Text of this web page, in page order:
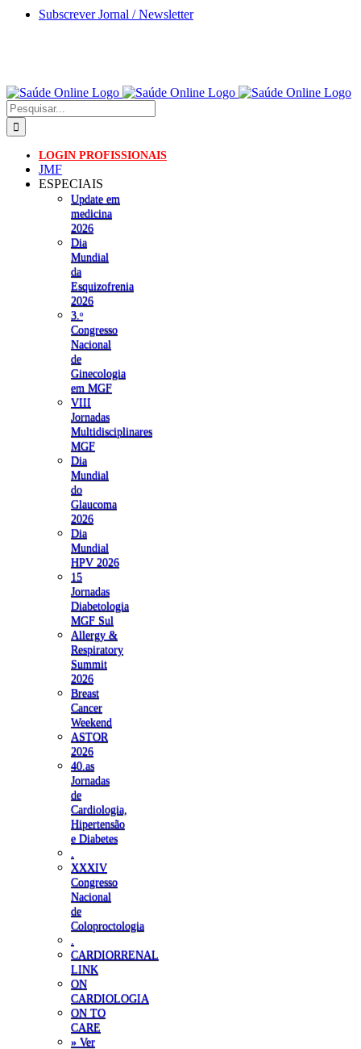
Skip
Subscrever Jornal / Newsletter
Pesquisar
LOGIN PROFISSIONAIS
JMF
ESPECIAIS
Update em
medicina
2026
Dia
Mundial
da
Esquizofrenia
2026
3.ᵒ
Congresso
Nacional
de
Ginecologia
em MGF
VIII
Jornadas
Multidisciplinares
MGF
Dia
Mundial
do
Glaucoma
2026
Dia
Mundial
HPV 2026
15
Jornadas
Diabetologia
MGF Sul
Allergy &
Respiratory
Summit
2026
Breast
Cancer
Weekend
ASTOR
2026
40.as
Jornadas
de
Cardiologia,
Hipertensão
e Diabetes
XXXIV
Congresso
Nacional
de
Coloproctologia
CARDIORRENAL
LINK
ON
CARDIOLOGIA
ON TO
CARE
» Ver